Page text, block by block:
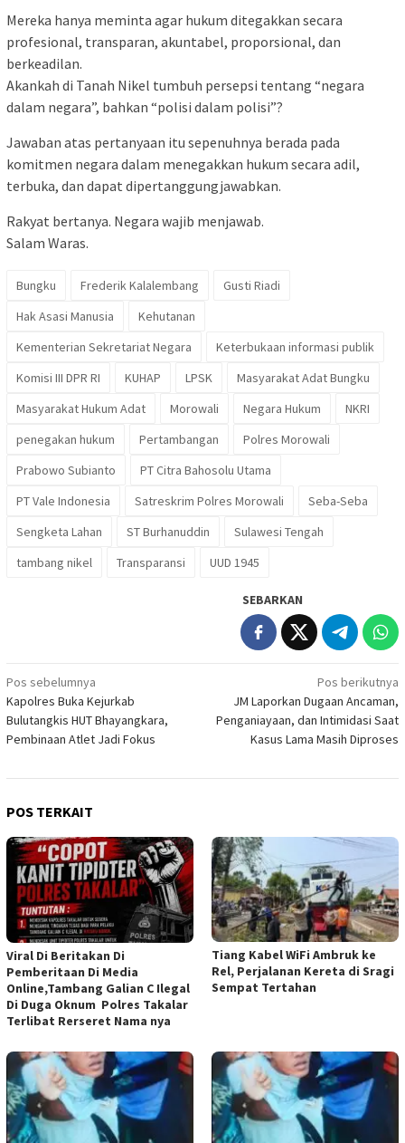
Mereka hanya meminta agar hukum ditegakkan secara
profesional, transparan, akuntabel, proporsional, dan
berkeadilan.
Akankah di Tanah Nikel tumbuh persepsi tentang “negara
dalam negara”, bahkan “polisi dalam polisi”?
Jawaban atas pertanyaan itu sepenuhnya berada pada
komitmen negara dalam menegakkan hukum secara adil,
terbuka, dan dapat dipertanggungjawabkan.
Rakyat bertanya. Negara wajib menjawab.
Salam Waras.
Bungku Frederik Kalalembang
Gusti Riadi
Hak Asasi Manusia
Kehutanan
Kementerian Sekretariat Negara
Keterbukaan informasi publik
Komisi III DPR RI
KUHAP LPSK
Masyarakat Adat Bungku
Masyarakat Hukum Adat
Morowali Negara Hukum
NKRI
penegakan hukum
Pertambangan
Polres Morowali
Prabowo Subianto
PT Citra Bahosolu Utama
PT Vale Indonesia
Satreskrim Polres Morowali
Seba-Seba
Sengketa Lahan
ST Burhanuddin
Sulawesi Tengah
tambang nikel
Transparansi UUD 1945
SEBARKAN
Navigasi
pos
Pos sebelumnya
Kapolres Buka Kejurkab
Bulutangkis HUT Bhayangkara,
Pembinaan Atlet Jadi Fokus
Pos berikutnya
JM Laporkan Dugaan Ancaman,
Penganiayaan, dan Intimidasi Saat
Kasus Lama Masih Diproses
POS TERKAIT
Viral Di Beritakan Di
Pemberitaan Di Media
Online,Tambang Galian C Ilegal
Di Duga Oknum Polres Takalar
Terlibat Rerseret Nama nya
Tiang Kabel WiFi Ambruk ke
Rel, Perjalanan Kereta di Sragi
Sempat Tertahan